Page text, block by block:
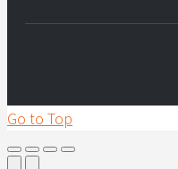
Go to Top